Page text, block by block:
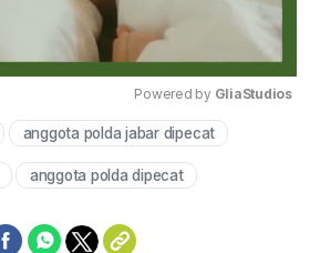
Mute
Powered by GliaStudios
anggota polda jabar dipecat
anggota polda dipecat